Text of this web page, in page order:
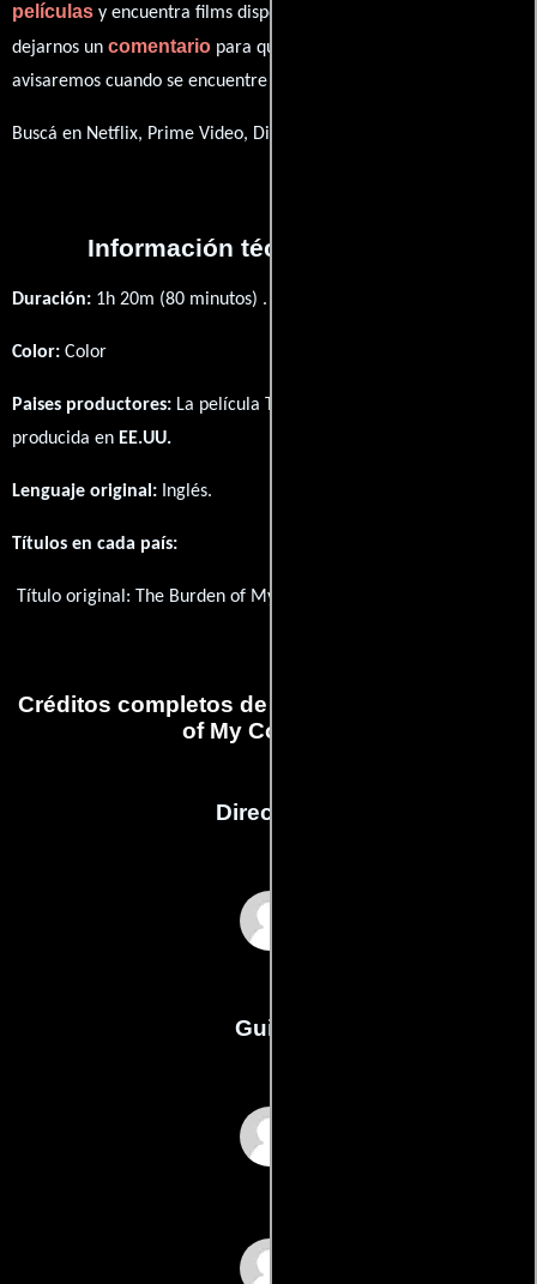
películas y encuentra films disponibles. También puedes
dejarnos un comentario para que le demos prioridad y te
avisaremos cuando se encuentre disponible
Buscá en Netflix, Prime Video, Disney+
Información técnica y general
Duración: 1h 20m (80 minutos) .
Color: Color
Paises productores: La película The Burden of My Company fué
producida en EE.UU.
Lenguaje original: Inglés.
Títulos en cada país:
Título original: The Burden of My Company
Créditos completos de la película The Burden
of My Company
Dirección
Guión